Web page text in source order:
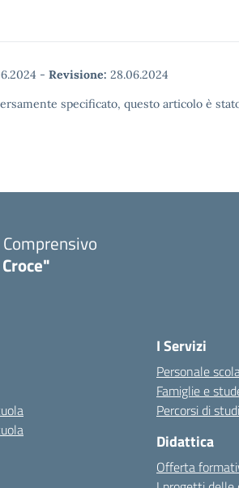
- Revisione: 28.06.2024
specificato, questo articolo è
I Servizi
Personale
Famiglie e
Percorsi di
Didattica
Offerta